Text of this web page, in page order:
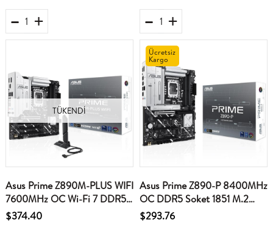
TÜKENDI
Asus Prime Z890M-PLUS WIFI
7600MHz OC Wi-Fi 7 DDR5
Soket 1851 M.2 HDMI DP
$374.40
Asus Prime Z890-P 8400MHz
OC DDR5 Soket 1851 M.2
HDMI DP ATX Anakart
$293.76
Ücretsiz
Kargo